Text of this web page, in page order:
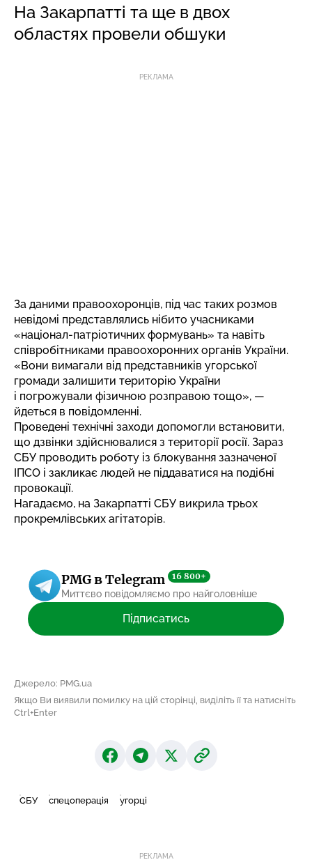
На Закарпатті та ще в двох
областях провели обшуки
РЕКЛАМА
За даними правоохоронців, під час таких розмов
невідомі представлялись нібито учасниками
«націонал-патріотичних формувань» та навіть
співробітниками правоохоронних органів України.
«Вони вимагали від представників угорської
громади залишити територію України
і погрожували фізичною розправою тощо», —
йдеться в повідомленні.
Проведені технічні заходи допомогли встановити,
що дзвінки здійснювалися з території росії. Зараз
СБУ проводить роботу із блокування зазначеної
ІПСО і закликає людей не піддаватися на подібні
провокації.
Нагадаємо, на Закарпатті СБУ викрила трьох
прокремлівських агітаторів.
PMG в Telegram 16 800+
Миттєво повідомляємо про найголовніше
Підписатись
Джерело: PMG.ua
Якщо Ви виявили помилку на цій сторінці, виділіть її та натисніть
Ctrl+Enter
СБУ спецоперація угорці
РЕКЛАМА